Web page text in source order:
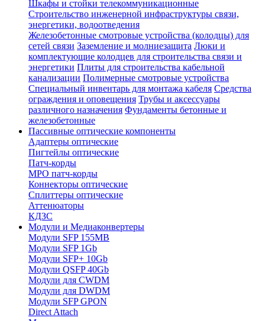
Шкафы и стойки телекоммуникационные
Строительство инженерной инфраструктуры связи,
энергетики, водоотведения
Железобетонные смотровые устройства (колодцы) для
сетей связи Заземление и молниезащита Люки и
комплектующие колодцев для строительства связи и
энергетики Плиты для строительства кабельной
канализации Полимерные смотровые устройства
Специальный инвентарь для монтажа кабеля Средства
ограждения и оповещения Трубы и аксессуары
различного назначения Фундаменты бетонные и
железобетонные
Пассивные оптические компоненты
Адаптеры оптические
Пигтейлы оптические
Патч-корды
MPO патч-корды
Коннекторы оптические
Сплиттеры оптические
Аттенюаторы
КДЗС
Модули и Медиаконвертеры
Модули SFP 155MB
Модули SFP 1Gb
Модули SFP+ 10Gb
Модули QSFP 40Gb
Модули для CWDM
Модули для DWDM
Модули SFP GPON
Direct Attach